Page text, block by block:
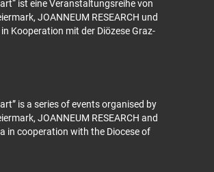
ist eine Veranstaltungsreihe von
JOANNEUM RESEARCH und
Kooperation mit der Diözese Graz-
is a series of events organised by
JOANNEUM RESEARCH and
in cooperation with the Diocese of